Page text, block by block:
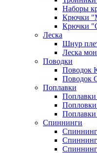
Наборы
Крючки
Крючки
Леска
Шнур
Леска
Поводки
Поводок
Поводок
Поплавки
Поплавки
Попловки
Поплавки
Спиннинги